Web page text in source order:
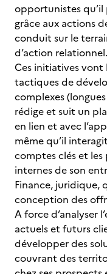
opportunistes
grâce aux actions
conduit sur le
d’action relationnel.
Ces initiatives
tactiques de
complexes
rédige et suit un
en lien et avec
même qu’il
comptes clés et
internes de son
Finance, juridique,
conception des
A force d’analyser
actuels et futurs
développer des
couvrant des